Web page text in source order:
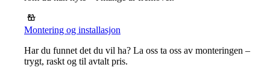
Montering og installasjon
Har du funnet det du vil ha? La oss ta oss av monteringen –
trygt, raskt og til avtalt pris.